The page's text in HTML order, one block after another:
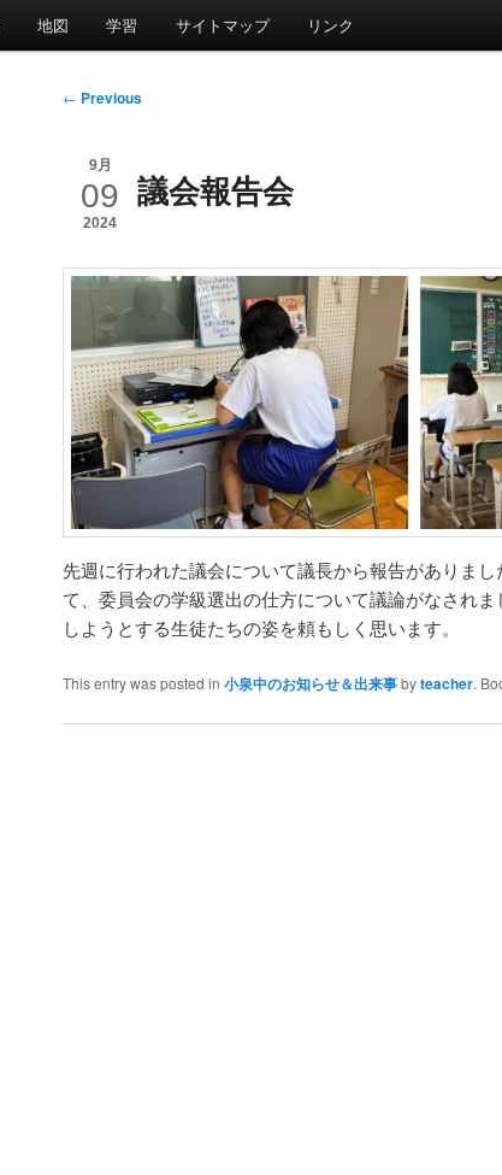
地図 学習 サイトマップ リンク
Post
← Previous
9月
09
2024
議会報告会
先週に行われた議会について議長から報告がありま
て、委員会の学級選出の仕方について議論がなされ
しようとする生徒たちの姿を頼もしく思います。
This entry was posted in 小泉中のお知らせ＆出来事byteacher.